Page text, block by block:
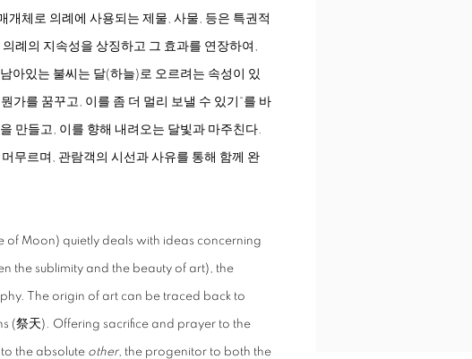
체로 의례에 사용되는 제물, 사물, 등은 특권적
례의 지속성을 상징하고 그 효과를 연장하여,
아있는 불씨는 달(하늘)로 오르려는 속성이 있
가를 꿈꾸고, 이를 좀 더 멀리 보낼 수 있기“를 바
만들고, 이를 향해 내려오는 달빛과 마주친다.
무르며, 관람객의 시선과 사유를 통해 함께 완
of Moon) quietly deals with ideas concerning
the sublimity and the beauty of art), the
The origin of art can be traced back to
(祭天). Offering sacrifice and prayer to the
the absolute other, the progenitor to both the